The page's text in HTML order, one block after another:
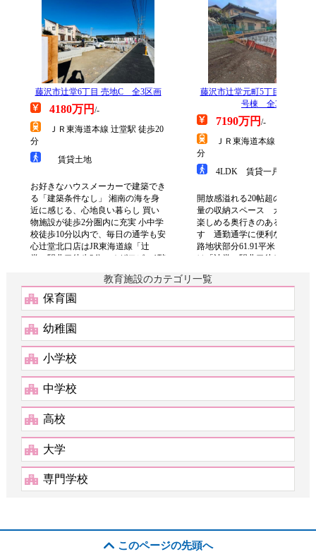
教育施設のカテゴリ一覧
保育園
幼稚園
小学校
中学校
高校
大学
専門学校
このページの先頭へ